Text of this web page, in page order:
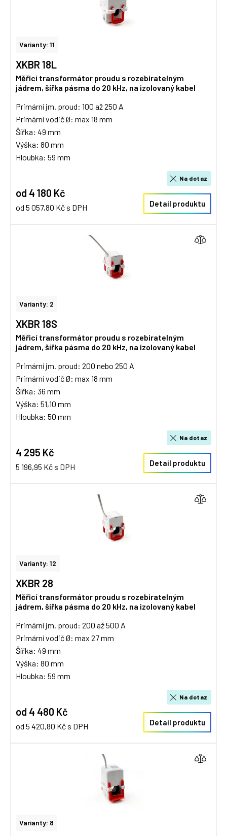
Varianty: 11
XKBR 18L
Měřicí transformátor proudu s rozebiratelným
jádrem, šířka pásma do 20 kHz, na izolovaný kabel
Primární jm. proud: 100 až 250 A
Primární vodič Ø: max 18 mm
Šířka: 49 mm
Výška: 80 mm
Hloubka: 59 mm
od 4 180 Kč
od 5 057,80 Kč s DPH
Na dotaz
Detail produktu
Varianty: 2
XKBR 18S
Měřicí transformátor proudu s rozebiratelným
jádrem, šířka pásma do 20 kHz, na izolovaný kabel
Primární jm. proud: 200 nebo 250 A
Primární vodič Ø: max 18 mm
Šířka: 36 mm
Výška: 51,10 mm
Hloubka: 50 mm
4 295 Kč
5 196,95 Kč s DPH
Na dotaz
Detail produktu
Varianty: 12
XKBR 28
Měřicí transformátor proudu s rozebiratelným
jádrem, šířka pásma do 20 kHz, na izolovaný kabel
Primární jm. proud: 200 až 500 A
Primární vodič Ø: max 27 mm
Šířka: 49 mm
Výška: 80 mm
Hloubka: 59 mm
od 4 480 Kč
od 5 420,80 Kč s DPH
Na dotaz
Detail produktu
Varianty: 8